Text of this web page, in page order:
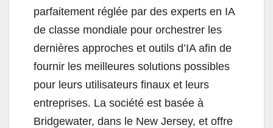
parfaitement réglée par des experts en IA
de classe mondiale pour orchestrer les
dernières approches et outils d’IA afin de
fournir les meilleures solutions possibles
pour leurs utilisateurs finaux et leurs
entreprises. La société est basée à
Bridgewater, dans le New Jersey, et offre